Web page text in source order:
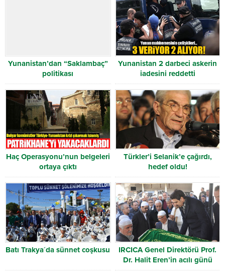
Yunanistan’dan “Saklambaç”
politikası
Yunanistan 2 darbeci askerin
iadesini reddetti
Haç Operasyonu’nun belgeleri
ortaya çıktı
Türkler’i Selanik’e çağırdı,
hedef oldu!
Batı Trakya´da sünnet coşkusu
IRCICA Genel Direktörü Prof.
Dr. Halit Eren’in acılı günü